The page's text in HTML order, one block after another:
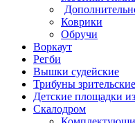
Коврики
Обручи
Воркаут
Регби
Вышки судейские
Трибуны
Детские площадки
Скалодром